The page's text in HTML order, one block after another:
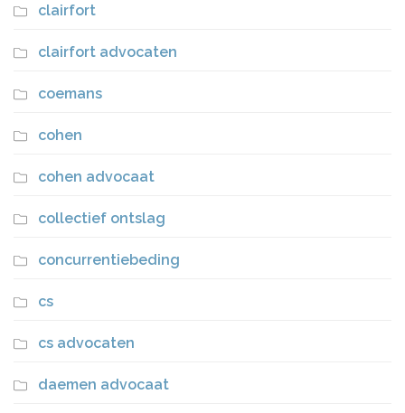
clairfort
clairfort advocaten
coemans
cohen
cohen advocaat
collectief ontslag
concurrentiebeding
cs
cs advocaten
daemen advocaat